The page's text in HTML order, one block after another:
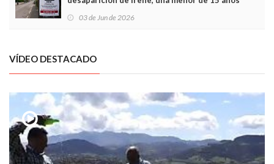
03 de Jun de 2026
VÍDEO DESTACADO